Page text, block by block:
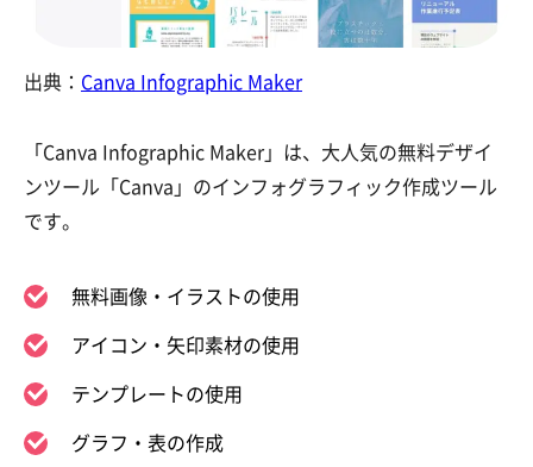
出典： Canva Infographic Maker
「 Canva Infographic Maker」は、大人気の無料デザイ
ンツール「Canva」のインフォグラフィック作成ツール
です。
無料画像・イラストの使用
アイコン・矢印素材の使用
テンプレートの使用
グラフ・表の作成